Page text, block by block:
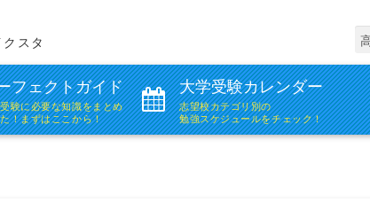
スタ
フェクトガイド
験に必要な知識をまとめ
！まずはここから！
大学受験カレンダー
志望校カテゴリ別の
勉強スケジュールをチェック！